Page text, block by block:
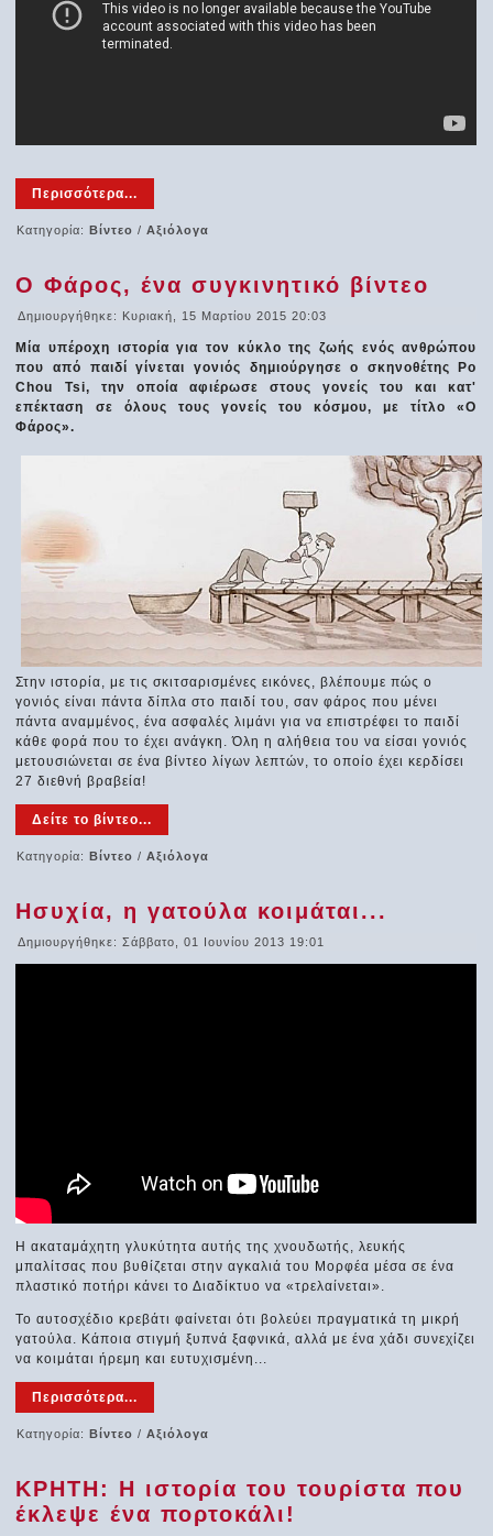
Περισσότερα...
Κατηγορία:Βίντεο /Αξιόλογα
Ο Φάρος, ένα συγκινητικό βίντεο
Δημιουργήθηκε: Κυριακή, 15 Μαρτίου 2015 20:03
Μία υπέροχη ιστορία για τον κύκλο της ζωής ενός ανθρώπου
που από παιδί γίνεται γονιός δημιούργησε ο σκηνοθέτης Po
Chou Tsi, την οποία αφιέρωσε στους γονείς του και κατ'
επέκταση σε όλους τους γονείς του κόσμου, με τίτλο «Ο
Φάρος».
Στην ιστορία, με τις σκιτσαρισμένες εικόνες, βλέπουμε πώς ο
γονιός είναι πάντα δίπλα στο παιδί του, σαν φάρος που μένει
πάντα αναμμένος, ένα ασφαλές λιμάνι για να επιστρέφει το παιδί
κάθε φορά που το έχει ανάγκη. Όλη η αλήθεια του να είσαι γονιός
μετουσιώνεται σε ένα βίντεο λίγων λεπτών, το οποίο έχει κερδίσει
27 διεθνή βραβεία!
Δείτε το βίντεο...
Κατηγορία:Βίντεο /Αξιόλογα
Ησυχία, η γατούλα κοιμάται...
Δημιουργήθηκε: Σάββατο, 01 Ιουνίου 2013 19:01
Η ακαταμάχητη γλυκύτητα αυτής της χνουδωτής, λευκής
μπαλίτσας που βυθίζεται στην αγκαλιά του Μορφέα μέσα σε ένα
πλαστικό ποτήρι κάνει το Διαδίκτυο να «τρελαίνεται».
Το αυτοσχέδιο κρεβάτι φαίνεται ότι βολεύει πραγματικά τη μικρή
γατούλα. Κάποια στιγμή ξυπνά ξαφνικά, αλλά με ένα χάδι συνεχίζει
να κοιμάται ήρεμη και ευτυχισμένη...
Περισσότερα...
Κατηγορία:Βίντεο /Αξιόλογα
ΚΡΗΤΗ: Η ιστορία του τουρίστα που
έκλεψε ένα πορτοκάλι!